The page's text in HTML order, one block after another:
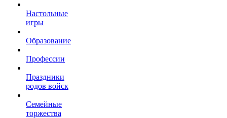
Настольные
игры
Образование
Профессии
Праздники
родов войск
Семейные
торжества